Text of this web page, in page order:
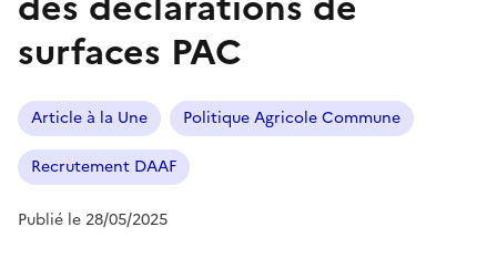
surfaces PAC
Article à la Une Politique Agricole Commune
Recrutement DAAF
Publié le 28/05/2025